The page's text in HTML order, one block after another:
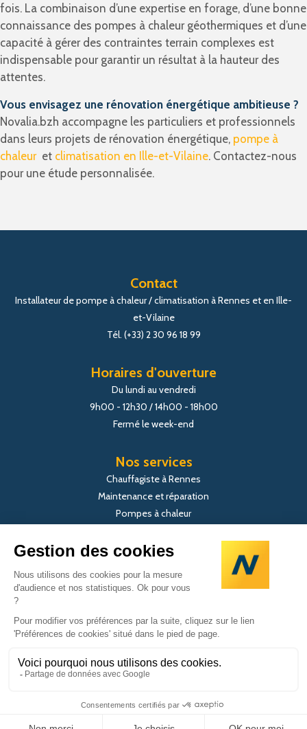
fois. La combinaison d’une expertise en forage, d’une bonne
connaissance des pompes à chaleur géothermiques et d’une
capacité à gérer des contraintes terrain complexes est
indispensable pour garantir un résultat à la hauteur des
attentes.
Vous envisagez une rénovation énergétique ambitieuse ?
Novalia.bzh accompagne les particuliers et professionnels
dans leurs projets de rénovation énergétique, pompe à
chaleuret climatisation en Ille-et-Vilaine. Contactez-nous
pour une étude personnalisée.
Contact
Installateur de pompe à chaleur / climatisation à Rennes et en Ille-
et-Vilaine
Tél. (+33) 2 30 96 18 99
Horaires d'ouverture
Du lundi au vendredi
9h00 - 12h30 / 14h00 - 18h00
Fermé le week-end
Nos services
Chauffagiste à Rennes
Maintenance et réparation
Pompes à chaleur
Ballons thermodynamiques
Mentions légales
Gestion des cookies